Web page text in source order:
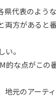
県代表のよう
両方があると
。
的な点がこの
地元のアーテ